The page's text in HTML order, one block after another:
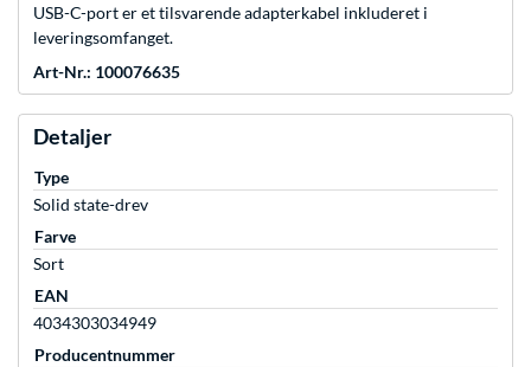
USB-C-port er et tilsvarende adapterkabel inkluderet i
leveringsomfanget.
Art-Nr.: 100076635
Detaljer
Type
Solid state-drev
Farve
Sort
EAN
4034303034949
Producentnummer